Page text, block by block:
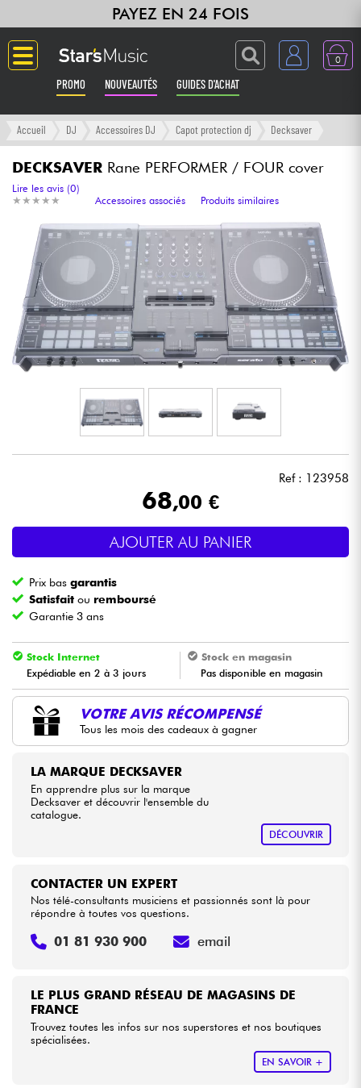
PAYEZ EN 24 FOIS
0
PROMO NOUVEAUTÉS GUIDES D'ACHAT
Langue
Guitares & Basses
Amplis & Effets
Claviers & Pianos
Synthés & Sampleurs
Home Studio
Micros & HF
Batteries & Percu
Violons & Quatuor
Eveil Musical
HiFi
Voir nos marques
Accueil DJ Accessoires DJ Capot protection dj Decksaver
DECKSAVER Rane PERFORMER / FOUR cover
★ ★ ★ ★ ★
★ ★ ★ ★ ★
Lire les avis (0)
Accessoires associés
Produits similaires
Ref : 123958
68,00 €
AJOUTER AU PANIER
Prix basgarantis
Satisfait ou remboursé
Garantie 3 ans
Stock Internet
Expédiable en 2 à 3 jours
Stock en magasin
Pas disponible en magasin
VOTRE AVIS RÉCOMPENSÉ
Tous les mois des cadeaux à gagner
LA MARQUE DECKSAVER
En apprendre plus sur la marque
Decksaver et découvrir l'ensemble du
catalogue.
DÉCOUVRIR
LE PLUS GRAND RÉSEAU DE MAGASINS DE
FRANCE
Trouvez toutes les infos sur nos superstores et nos boutiques
spécialisées.
EN SAVOIR +
CONTACTER UN EXPERT
Nos télé-consultants musiciens et passionnés sont là pour
répondre à toutes vos questions.
01 81 930 900 email